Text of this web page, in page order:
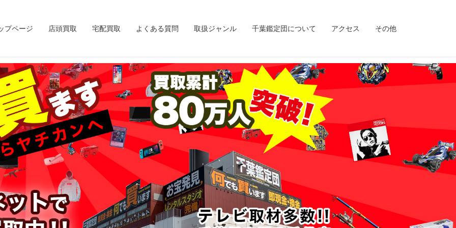
プページ 店頭買取 宅配買取 よくある質問 取扱ジャンル 千葉鑑定団について アクセス その他